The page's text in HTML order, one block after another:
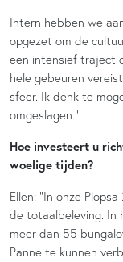
Intern hebben we
opgezet om de
een intensief traject
hele gebeuren
sfeer. Ik denk te
omgeslagen.”
Hoe investeert u
woelige tijden?
Ellen: “In onze
de totaalbeleving. In
meer dan 55
Panne te kunnen